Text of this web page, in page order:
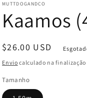
MUTTDOGANDCO
Kaamos
Preço
normal
$26.00 USD
Envio calculado na finalização
Tamanho